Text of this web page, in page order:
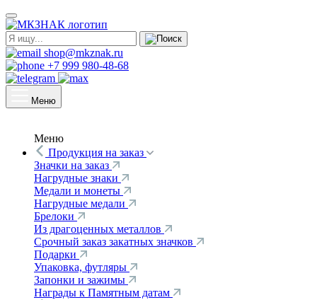
shop@mkznak.ru
+7 999 980-48-68
Меню
Меню
Продукция на заказ
Значки на заказ
Нагрудные знаки
Медали и монеты
Нагрудные медали
Брелоки
Из драгоценных металлов
Срочный заказ закатных значков
Подарки
Упаковка, футляры
Запонки и зажимы
Награды к Памятным датам